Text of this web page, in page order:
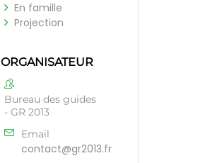
En famille
Projection
ORGANISATEUR
Bureau des guides
- GR 2013
Email
contact@gr2013.fr